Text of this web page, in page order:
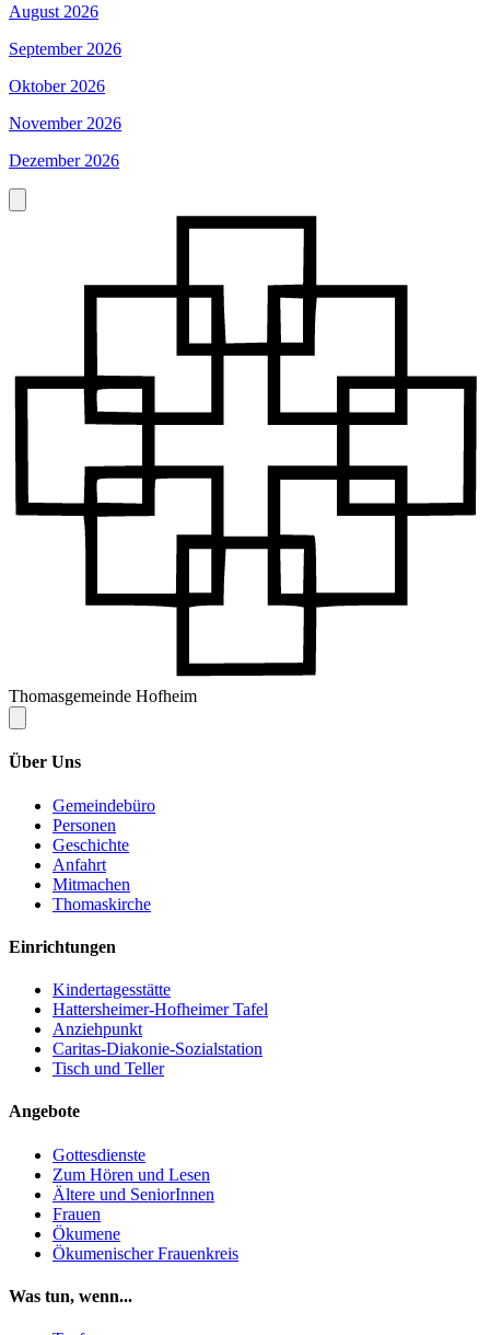
August 2026
September 2026
Oktober 2026
November 2026
Dezember 2026
Thomasgemeinde Hofheim
Über Uns
Gemeindebüro
Personen
Geschichte
Anfahrt
Mitmachen
Thomaskirche
Einrichtungen
Kindertagesstätte
Hattersheimer-Hofheimer Tafel
Anziehpunkt
Caritas-Diakonie-Sozialstation
Tisch und Teller
Angebote
Gottesdienste
Zum Hören und Lesen
Ältere und SeniorInnen
Frauen
Ökumene
Ökumenischer Frauenkreis
Was tun, wenn...